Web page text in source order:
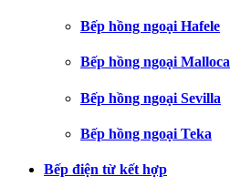
Bếp hồng ngoại Hafele
Bếp hồng ngoại Malloca
Bếp hồng ngoại Sevilla
Bếp hồng ngoại Teka
Bếp điện từ kết hợp